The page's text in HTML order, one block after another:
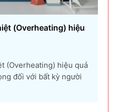
(Overheating) hiệu
(Overheating) hiệu quả
đối với bất kỳ người